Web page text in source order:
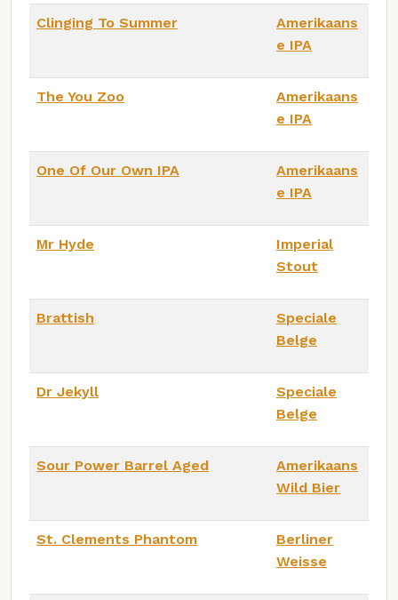
Clinging To Summer
Amerikaans
e IPA
The You Zoo
Amerikaans
e IPA
One Of Our Own IPA
Amerikaans
e IPA
Mr Hyde
Imperial
Stout
Brattish
Speciale
Belge
Dr Jekyll
Speciale
Belge
Sour Power Barrel Aged
Amerikaans
Wild Bier
St. Clements Phantom
Berliner
Weisse